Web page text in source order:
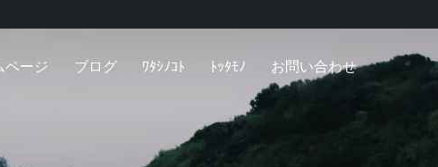
ページ ブログ ﾜﾀｼﾉｺﾄ ﾄｯﾀﾓﾉ お問い合わせ